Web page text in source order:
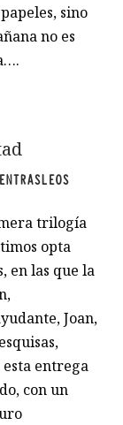
sino
no es
trilogía
opta
en las que la
Joan,
entrega
con un